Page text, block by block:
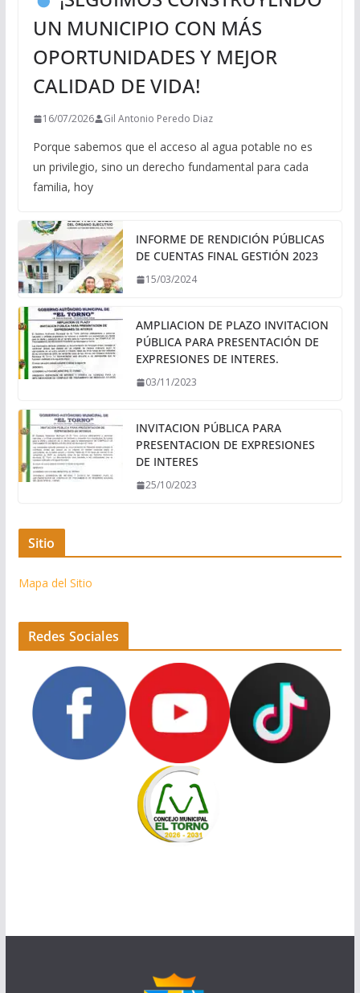
UN MUNICIPIO CON MÁS
OPORTUNIDADES Y MEJOR
CALIDAD DE VIDA!
16/07/2026 Gil Antonio Peredo Diaz
Porque sabemos que el acceso al agua potable no es
un privilegio, sino un derecho fundamental para cada
familia, hoy
INFORME DE RENDICIÓN PÚBLICAS
DE CUENTAS FINAL GESTIÓN 2023
15/03/2024
AMPLIACION DE PLAZO INVITACION
PÚBLICA PARA PRESENTACIÓN DE
EXPRESIONES DE INTERES.
03/11/2023
INVITACION PÚBLICA PARA
PRESENTACION DE EXPRESIONES
DE INTERES
25/10/2023
Sitio
Mapa del Sitio
Redes Sociales